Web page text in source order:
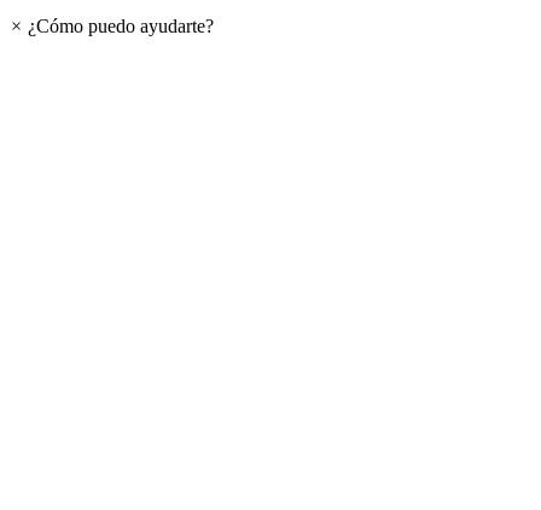
× ¿Cómo puedo ayudarte?